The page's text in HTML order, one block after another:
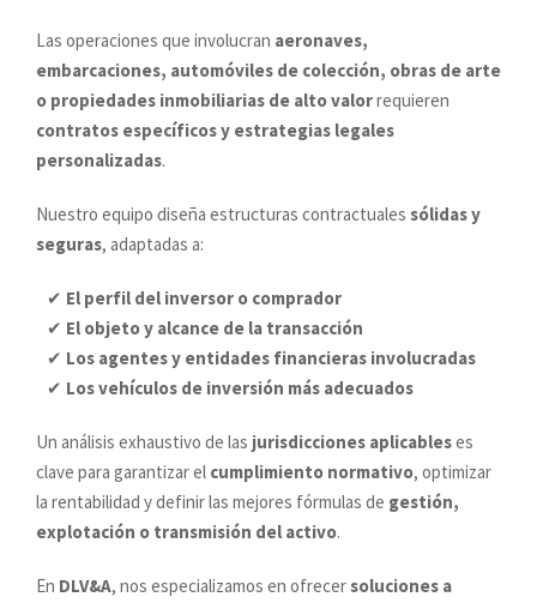
Las operaciones que involucran aeronaves,
embarcaciones, automóviles de colección, obras de arte
o propiedades inmobiliarias de alto valorrequieren
contratos específicos y estrategias legales
personalizadas.
Nuestro equipo diseña estructuras contractuales sólidas y
seguras, adaptadas a:
✔ El perfil del inversor o comprador
✔ El objeto y alcance de la transacción
✔ Los agentes y entidades financieras involucradas
✔ Los vehículos de inversión más adecuados
Un análisis exhaustivo de las jurisdicciones aplicableses
clave para garantizar el cumplimiento normativo, optimizar
la rentabilidad y definir las mejores fórmulas de gestión,
explotación o transmisión del activo.
En DLV&A, nos especializamos en ofrecersoluciones a